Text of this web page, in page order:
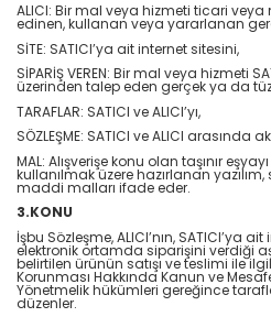
ALICI: Bir mal veya hizmeti ticari
edinen, kullanan veya yararlanan
SİTE: SATICI’ya ait internet sitesini,
SİPARİŞ VEREN: Bir mal veya hizmeti
üzerinden talep eden gerçek ya da
TARAFLAR: SATICI ve ALICI’yı,
SÖZLEŞME: SATICI ve ALICI arasında
MAL: Alışverişe konu olan taşınır
kullanılmak üzere hazırlanan
maddi malları ifade eder.
3.KONU
İşbu Sözleşme, ALICI’nın, SATICI’ya
elektronik ortamda siparişini verdiği
belirtilen ürünün satışı ve teslimi ile
Korunması Hakkında Kanun ve
Yönetmelik hükümleri gereğince
düzenler.